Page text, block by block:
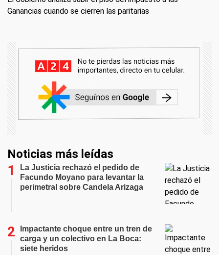
Ganancias cuando se cierren las paritarias
Noticias más leídas
La Justicia rechazó el pedido de
Facundo Moyano para levantar la
perimetral sobre Candela Arizaga
Impactante choque entre un tren de
carga y un colectivo en La Boca:
siete heridos